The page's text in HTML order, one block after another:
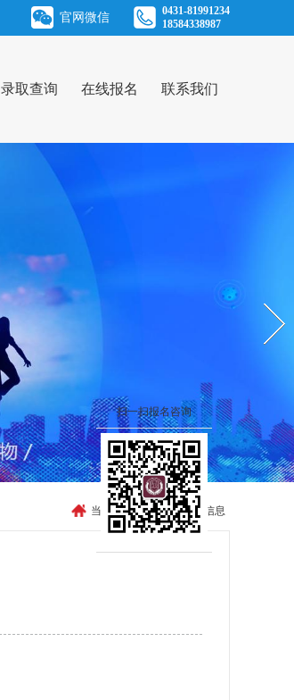
官网微信
0431-81991234
18584338987
录取查询 在线报名 联系我们
当前位置：首页 >>就业信息
扫一扫报名咨询